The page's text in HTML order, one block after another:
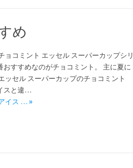
め
ョコミント エッセル スーパーカップシリ
おすすめなのがチョコミント。 主に夏に
ッセル スーパーカップのチョコミント
スと違…
イス … »